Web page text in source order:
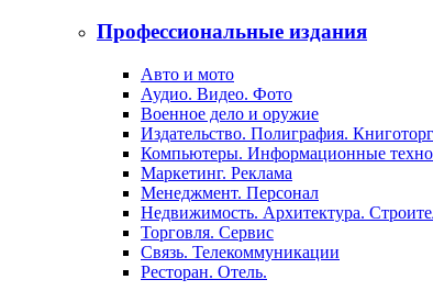
Профессиональные издания
Авто и мото
Аудио. Видео. Фото
Военное дело и оружие
Издательство. Полиграфия.
Компьютеры. Информационные
Маркетинг. Реклама
Менеджмент. Персонал
Недвижимость. Архитектура.
Торговля. Сервис
Связь. Телекоммуникации
Ресторан. Отель.